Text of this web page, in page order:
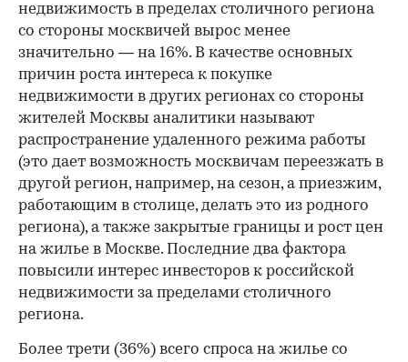
недвижимость в пределах столичного региона
со стороны москвичей вырос менее
значительно — на 16%. В качестве основных
причин роста интереса к покупке
недвижимости в других регионах со стороны
жителей Москвы аналитики называют
распространение удаленного режима работы
(это дает возможность москвичам переезжать в
другой регион, например, на сезон, а приезжим,
работающим в столице, делать это из родного
региона), а также закрытые границы и рост цен
на жилье в Москве. Последние два фактора
повысили интерес инвесторов к российской
недвижимости за пределами столичного
региона.
Более трети (36%) всего спроса на жилье со